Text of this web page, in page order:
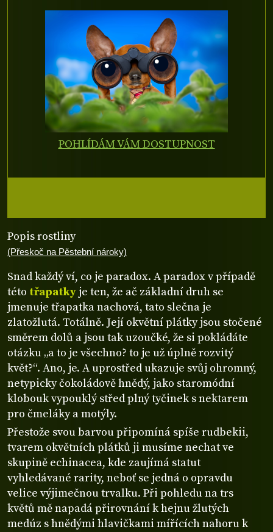
Popis rostliny
(Přeskoč na Pěstební nároky)
Snad každý ví, co je paradox. A paradox v případě
této třapatky je ten, že ač základní druh se
jmenuje třapatka nachová, tato slečna je
zlatožlutá. Totálně. Její okvětní plátky jsou stočené
směrem dolů a jsou tak uzoučké, že si pokládáte
otázku „a to je všechno? to je už úplně rozvitý
květ?“. Ano, je. A uprostřed ukazuje svůj ohromný,
netypicky čokoládově hnědý, jako staromódní
klobouk vypouklý střed plný tyčinek s nektarem
pro čmeláky a motýly.
Přestože svou barvou připomíná spíše rudbekii,
tvarem okvětních plátků ji musíme nechat ve
skupině echinacea, kde zaujímá statut
vyhledávané rarity, neboť se jedná o opravdu
velice výjimečnou trvalku. Při pohledu na trs
květů mě napadá přirovnání k hejnu žlutých
medúz s hnědými hlavičkami mířících nahoru k
POHLÍDÁM VÁM DOSTUPNOST